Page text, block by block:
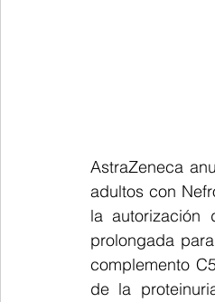
AstraZeneca
adultos con
la autorización
prolongada
complemento
de la